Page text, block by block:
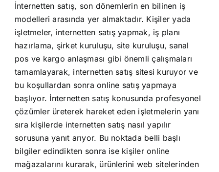
İnternetten satış, son dönemlerin en bilinen iş
modelleri arasında yer almaktadır. Kişiler yada
işletmeler, internetten satış yapmak, iş planı
hazırlama, şirket kuruluşu, site kuruluşu, sanal
pos ve kargo anlaşması gibi önemli çalışmaları
tamamlayarak, internetten satış sitesi kuruyor ve
bu koşullardan sonra online satış yapmaya
başlıyor. İnternetten satış konusunda profesyonel
çözümler üreterek hareket eden işletmelerin yanı
sıra kişilerde internetten satış nasıl yapılır
sorusuna yanıt arıyor. Bu noktada belli başlı
bilgiler edindikten sonra ise kişiler online
mağazalarını kurarak, ürünlerini web sitelerinden